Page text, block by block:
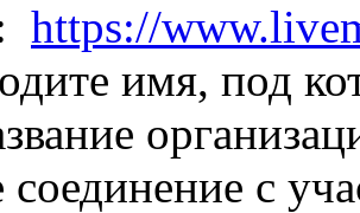
https://
имя, под
соединение с